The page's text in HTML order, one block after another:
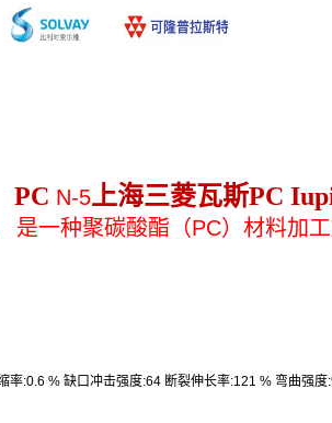
PC N-5上海三菱瓦斯PC
是一种聚碳酸酯（PC）材料加
率:0.6 % 缺口冲击强度:64 断裂伸长率:121 % 弯曲强度